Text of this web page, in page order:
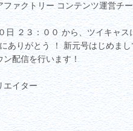
ファクトリー コンテンツ運営チ
日 ２３：００ から、ツイキャス
にありがとう ！ 新元号はじめま
ン配信を行います！
エイター